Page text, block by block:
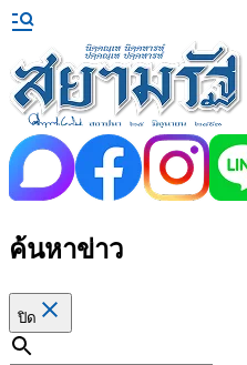
ค้นหาข่าว
ปิด